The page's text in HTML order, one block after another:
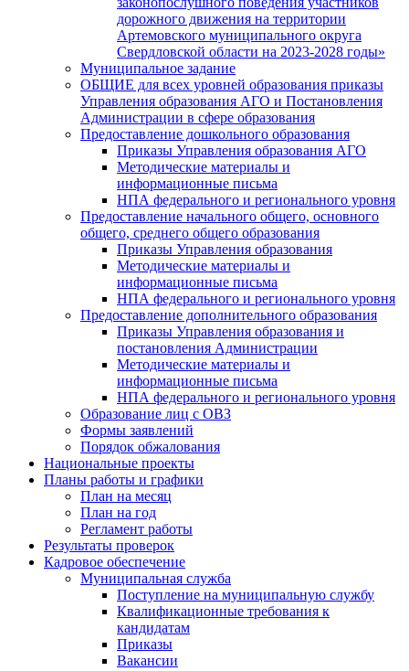
дорожного движения на территории
Артемовского муниципального округа
Свердловской области на 2023-2028 годы»
Муниципальное задание
ОБЩИЕ для всех уровней образования приказы
Управления образования АГО и Постановления
Администрации в сфере образования
Предоставление дошкольного образования
Приказы Управления образования АГО
Методические материалы и
информационные письма
НПА федерального и регионального уровня
Предоставление начального общего, основного
общего, среднего общего образования
Приказы Управления образования
Методические материалы и
информационные письма
НПА федерального и регионального уровня
Предоставление дополнительного образования
Приказы Управления образования и
постановления Администрации
Методические материалы и
информационные письма
НПА федерального и регионального уровня
Образование лиц с ОВЗ
Формы заявлений
Порядок обжалования
Национальные проекты
Планы работы и графики
План на месяц
План на год
Регламент работы
Результаты проверок
Кадровое обеспечение
Муниципальная служба
Поступление на муниципальную службу
Квалификационные требования к
кандидатам
Приказы
Вакансии